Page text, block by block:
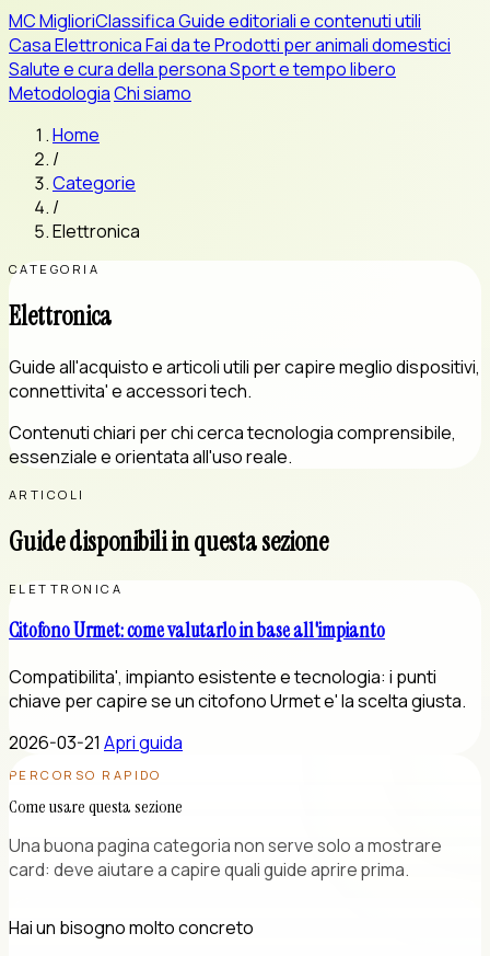
MCMiglioriClassificaGuide editoriali e contenuti utili
CasaElettronicaFai da teProdotti per animali domestici
Salute e cura della personaSport e tempo libero
MetodologiaChi siamo
Home
/
Categorie
/
Elettronica
CATEGORIA
Elettronica
Guide all'acquisto e articoli utili per capire meglio dispositivi,
connettivita' e accessori tech.
Contenuti chiari per chi cerca tecnologia comprensibile,
essenziale e orientata all'uso reale.
ARTICOLI
Guide disponibili in questa sezione
ELETTRONICA
Citofono Urmet: come valutarlo in base all'impianto
Compatibilita', impianto esistente e tecnologia: i punti
chiave per capire se un citofono Urmet e' la scelta giusta.
2026-03-21 Apri guida
PERCORSO RAPIDO
Come usare questa sezione
Una buona pagina categoria non serve solo a mostrare
card: deve aiutare a capire quali guide aprire prima.
Hai un bisogno molto concreto